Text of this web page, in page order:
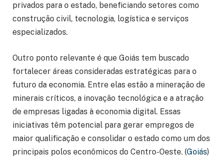
privados para o estado, beneficiando setores como
construção civil, tecnologia, logística e serviços
especializados.
Outro ponto relevante é que Goiás tem buscado
fortalecer áreas consideradas estratégicas para o
futuro da economia. Entre elas estão a mineração de
minerais críticos, a inovação tecnológica e a atração
de empresas ligadas à economia digital. Essas
iniciativas têm potencial para gerar empregos de
maior qualificação e consolidar o estado como um dos
principais polos econômicos do Centro-Oeste. (Goiás)